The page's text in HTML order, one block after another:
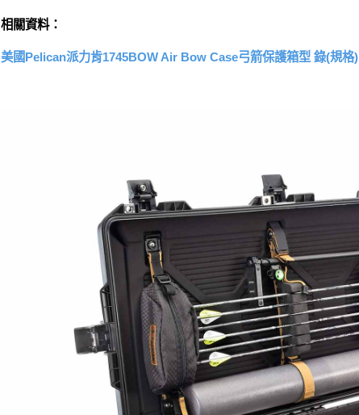
相關資料：
美國Pelican派力肯1745BOW Air Bow Case弓箭保護箱型 錄(規格)